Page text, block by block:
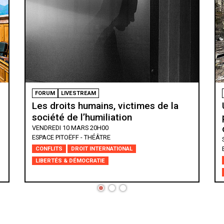
FORUM
Ukraine : un tribunal international
pour sanctionner le crime
d’agression ?
SAMEDI 11 MARS 14H30
ESPACE PITOËFF - GRANDE SALLE
CONFLITS
DROIT INTERNATIONAL